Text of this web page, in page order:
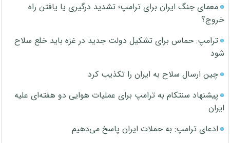
معمای جنگ ایران برای ترامپ؛ تشدید درگیری یا یافتن راه
خروج؟
ترامپ: حماس برای تشکیل دولت جدید در غزه باید خلع سلاح
شود
چین ارسال سلاح به ایران را تکذیب کرد
پیشنهاد سنتکام به ترامپ برای عملیات هوایی دو هفته‌ای علیه
ایران
ادعای ترامپ: به حملات ایران پاسخ می‌دهیم